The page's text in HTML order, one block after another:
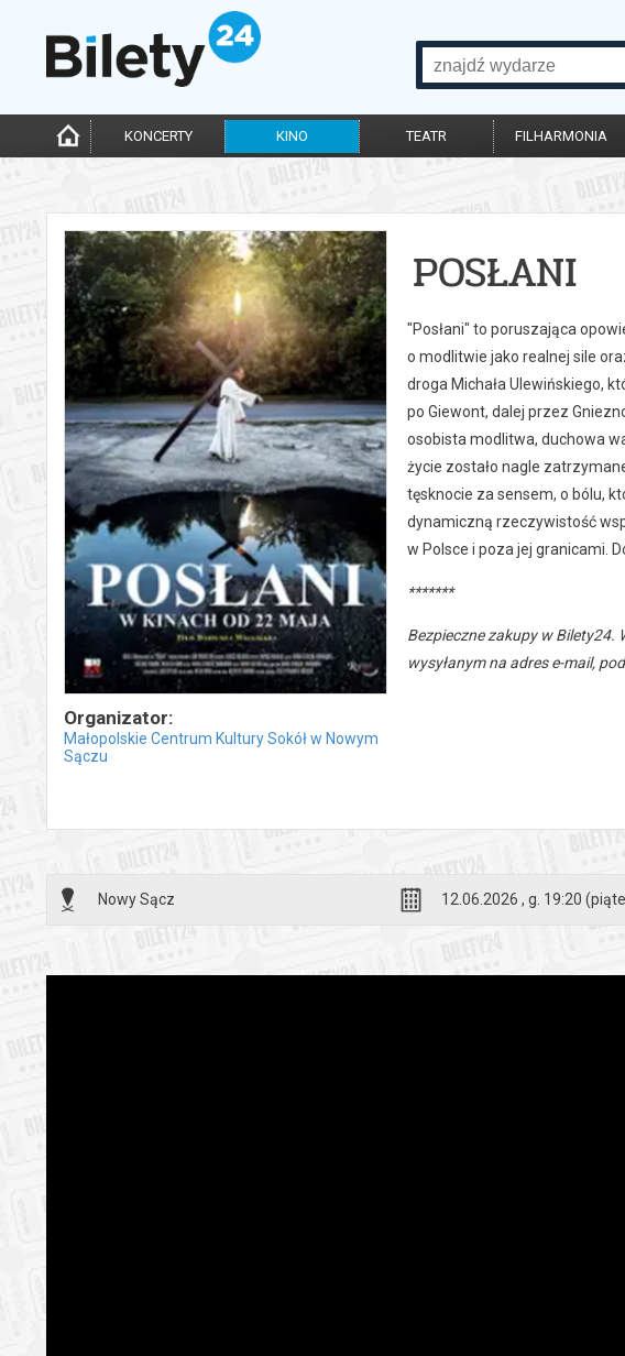
KONCERTY KINO TEATR FILHARMONIA
Organizator:
Małopolskie Centrum Kultury Sokół w Nowym
Sączu
POSŁANI
"Posłani" to poruszająca
o modlitwie jako realnej sile
droga Michała Ulewińskiego,
po Giewont, dalej przez
osobista modlitwa, duchowa
życie zostało nagle
tęsknocie za sensem, o bólu,
dynamiczną rzeczywistość
w Polsce i poza jej granicami.
*******
Bezpieczne zakupy w
wysyłanym na adres e-mail,
Nowy Sącz 12.06.2026 , g. 19:20